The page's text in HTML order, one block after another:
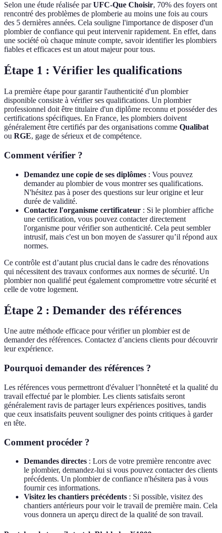
Selon une étude réalisée parUFC-Que Choisir, 70% des foyers ont
rencontré des problèmes de plomberie au moins une fois au cours
des 5 dernières années. Cela souligne l'importance de disposer d'un
plombier de confiance qui peut intervenir rapidement. En effet, dans
une société où chaque minute compte, savoir identifier les plombiers
fiables et efficaces est un atout majeur pour tous.
Étape 1 : Vérifier les qualifications
La première étape pour garantir l'authenticité d'un plombier
disponible consiste à vérifier ses qualifications. Un plombier
professionnel doit être titulaire d'un diplôme reconnu et posséder des
certifications spécifiques. En France, les plombiers doivent
généralement être certifiés par des organisations comme Qualibat
ou RGE, gage de sérieux et de compétence.
Comment vérifier ?
Demandez une copie de ses diplômes : Vous pouvez
demander au plombier de vous montrer ses qualifications.
N'hésitez pas à poser des questions sur leur origine et leur
durée de validité.
Contactez l'organisme certificateur : Si le plombier affiche
une certification, vous pouvez contacter directement
l'organisme pour vérifier son authenticité. Cela peut sembler
intrusif, mais c'est un bon moyen de s'assurer qu’il répond aux
normes.
Ce contrôle est d’autant plus crucial dans le cadre des rénovations
qui nécessitent des travaux conformes aux normes de sécurité. Un
plombier non qualifié peut également compromettre votre sécurité et
celle de votre logement.
Étape 2 : Demander des références
Une autre méthode efficace pour vérifier un plombier est de
demander des références. Contactez d’anciens clients pour découvrir
leur expérience.
Pourquoi demander des références ?
Les références vous permettront d'évaluer l’honnêteté et la qualité du
travail effectué par le plombier. Les clients satisfaits seront
généralement ravis de partager leurs expériences positives, tandis
que ceux insatisfaits peuvent souligner des points critiques à garder
en tête.
Comment procéder ?
Demandes directes : Lors de votre première rencontre avec
le plombier, demandez-lui si vous pouvez contacter des clients
précédents. Un plombier de confiance n'hésitera pas à vous
fournir ces informations.
Visitez les chantiers précédents : Si possible, visitez des
chantiers antérieurs pour voir le travail de première main. Cela
vous donnera un aperçu direct de la qualité de son travail.